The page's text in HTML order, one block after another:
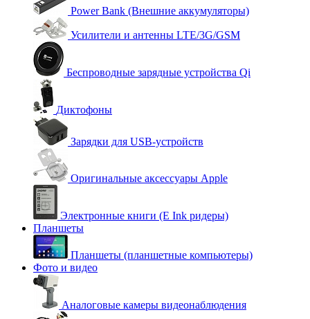
Power Bank (Внешние аккумуляторы)
Усилители и антенны LTE/3G/GSM
Беспроводные зарядные устройства Qi
Диктофоны
Зарядки для USB-устройств
Оригинальные аксессуары Apple
Электронные книги (E Ink ридеры)
Планшеты
Планшеты (планшетные компьютеры)
Фото и видео
Аналоговые камеры видеонаблюдения